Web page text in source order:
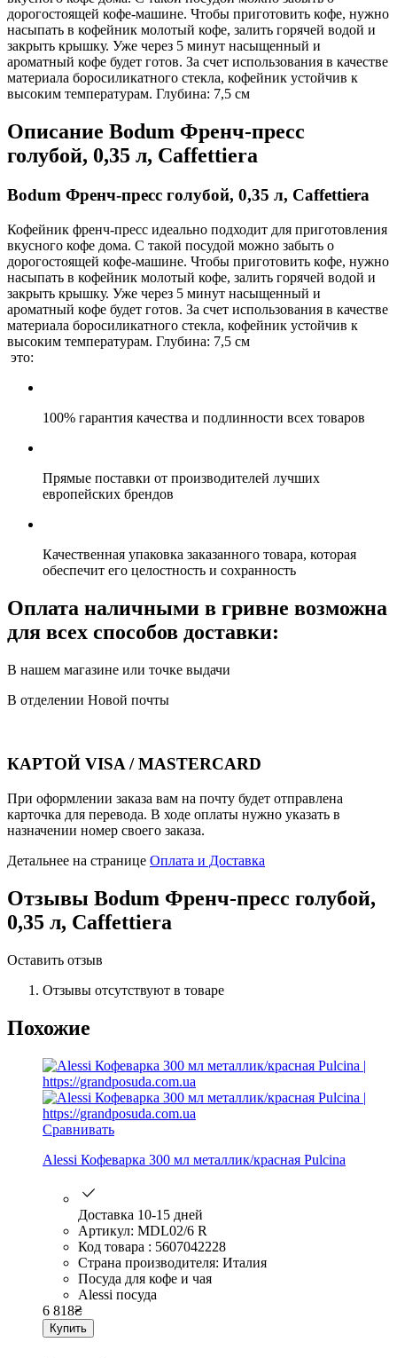
дорогостоящей кофе-машине. Чтобы приготовить кофе, нужно
насыпать в кофейник молотый кофе, залить горячей водой и
закрыть крышку. Уже через 5 минут насыщенный и
ароматный кофе будет готов. За счет использования в качестве
материала боросиликатного стекла, кофейник устойчив к
высоким температурам. Глубина: 7,5 см
Описание Bodum Френч-пресс
голубой, 0,35 л, Caffettiera
Bodum Френч-пресс голубой, 0,35 л, Caffettiera
Кофейник френч-пресс идеально подходит для приготовления
вкусного кофе дома. С такой посудой можно забыть о
дорогостоящей кофе-машине. Чтобы приготовить кофе, нужно
насыпать в кофейник молотый кофе, залить горячей водой и
закрыть крышку. Уже через 5 минут насыщенный и
ароматный кофе будет готов. За счет использования в качестве
материала боросиликатного стекла, кофейник устойчив к
высоким температурам. Глубина: 7,5 см
это:
100% гарантия качества и подлинности всех товаров
Прямые поставки от производителей лучших
европейских брендов
Качественная упаковка заказанного товара, которая
обеспечит его целостность и сохранность
Оплата наличными в гривне возможна
для всех способов доставки:
В нашем магазине или точке выдачи
В отделении Новой почты
КАРТОЙ VISA / MASTERCARD
При оформлении заказа вам на почту будет отправлена
карточка для перевода. В ходе оплаты нужно указать в
назначении номер своего заказа.
Детальнее на странице Оплата и Доставка
Отзывы Bodum Френч-пресс голубой,
0,35 л, Caffettiera
Оставить отзыв
Отзывы отсутствуют в товаре
Похожие
Сравнивать
Alessi Кофеварка 300 мл металлик/красная Pulcina
Доставка 10-15 дней
Артикул: MDL02/6 R
Код товара : 5607042228
Страна производителя: Италия
Посуда для кофе и чая
Alessi посуда
6 818₴
Купить